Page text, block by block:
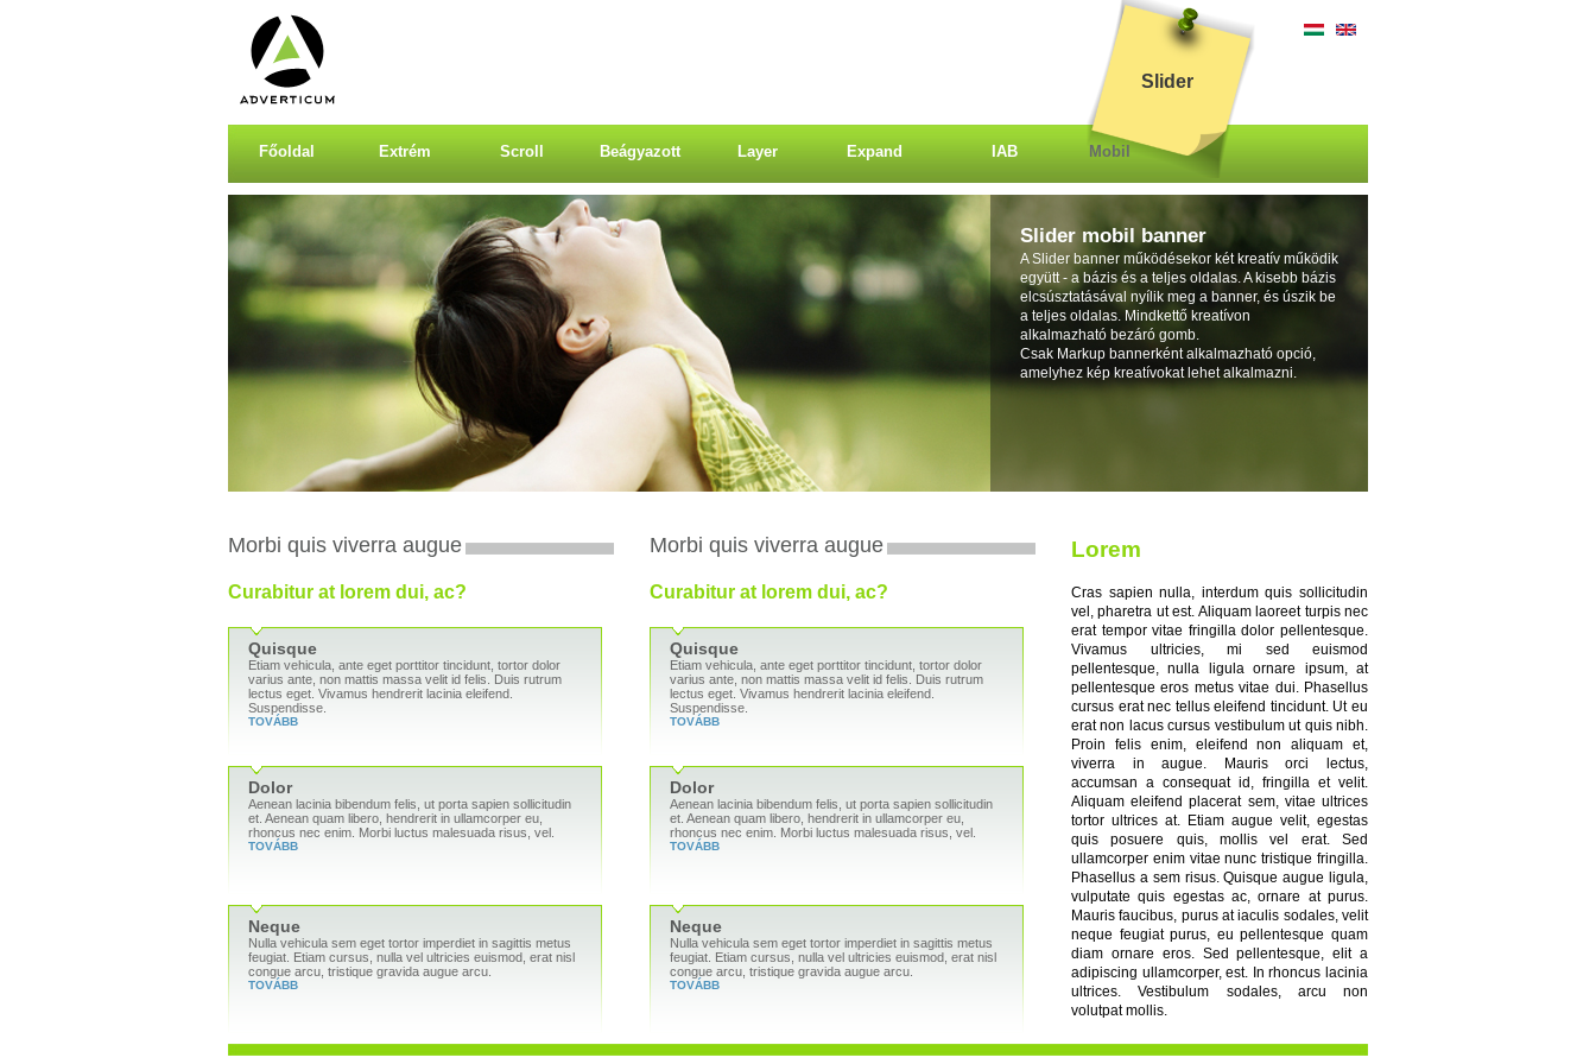
Slider
Főoldal Extrém Scroll Beágyazott Layer Expand IAB Mobil
Slider mobil banner
A Slider banner működésekor két kreatív működik
együtt - a bázis és a teljes oldalas. A kisebb bázis
elcsúsztatásával nyílik meg a banner, és úszik be
a teljes oldalas. Mindkettő kreatívon
alkalmazható bezáró gomb.
Csak Markup bannerként alkalmazható opció,
amelyhez kép kreatívokat lehet alkalmazni.
Morbi quis viverra augue
Curabitur at lorem dui, ac?
Quisque
Etiam vehicula, ante eget porttitor tincidunt, tortor dolor
varius ante, non mattis massa velit id felis. Duis rutrum
lectus eget. Vivamus hendrerit lacinia eleifend.
Suspendisse.
TOVÁBB
Dolor
Aenean lacinia bibendum felis, ut porta sapien sollicitudin
et. Aenean quam libero, hendrerit in ullamcorper eu,
rhoncus nec enim. Morbi luctus malesuada risus, vel.
TOVÁBB
Neque
Nulla vehicula sem eget tortor imperdiet in sagittis metus
feugiat. Etiam cursus, nulla vel ultricies euismod, erat nisl
congue arcu, tristique gravida augue arcu.
TOVÁBB
Morbi quis viverra augue
Curabitur at lorem dui, ac?
Quisque
Etiam vehicula, ante eget porttitor tincidunt, tortor dolor
varius ante, non mattis massa velit id felis. Duis rutrum
lectus eget. Vivamus hendrerit lacinia eleifend.
Suspendisse.
TOVÁBB
Dolor
Aenean lacinia bibendum felis, ut porta sapien sollicitudin
et. Aenean quam libero, hendrerit in ullamcorper eu,
rhoncus nec enim. Morbi luctus malesuada risus, vel.
TOVÁBB
Neque
Nulla vehicula sem eget tortor imperdiet in sagittis metus
feugiat. Etiam cursus, nulla vel ultricies euismod, erat nisl
congue arcu, tristique gravida augue arcu.
TOVÁBB
Lorem
Cras sapien nulla, interdum quis sollicitudin
vel, pharetra ut est. Aliquam laoreet turpis nec
erat tempor vitae fringilla dolor pellentesque.
Vivamus ultricies, mi sed euismod
pellentesque, nulla ligula ornare ipsum, at
pellentesque eros metus vitae dui. Phasellus
cursus erat nec tellus eleifend tincidunt. Ut eu
erat non lacus cursus vestibulum ut quis nibh.
Proin felis enim, eleifend non aliquam et,
viverra in augue. Mauris orci lectus,
accumsan a consequat id, fringilla et velit.
Aliquam eleifend placerat sem, vitae ultrices
tortor ultrices at. Etiam augue velit, egestas
quis posuere quis, mollis vel erat. Sed
ullamcorper enim vitae nunc tristique fringilla.
Phasellus a sem risus. Quisque augue ligula,
vulputate quis egestas ac, ornare at purus.
Mauris faucibus, purus at iaculis sodales, velit
neque feugiat purus, eu pellentesque quam
diam ornare eros. Sed pellentesque, elit a
adipiscing ullamcorper, est. In rhoncus lacinia
ultrices. Vestibulum sodales, arcu non
volutpat mollis.